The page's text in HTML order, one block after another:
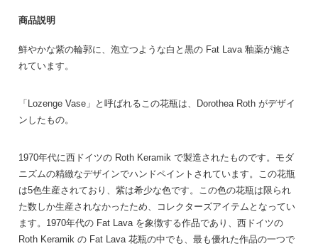
商品説明
鮮やかな紫の輪郭に、泡立つような白と黒の Fat Lava 釉薬が施さ
れています。
「Lozenge Vase」と呼ばれるこの花瓶は、Dorothea Roth がデザイ
ンしたもの。
1970年代に西ドイツの Roth Keramik で製造されたものです。モダ
ニズムの精緻なデザインでハンドペイントされています。この花瓶
は5色生産されており、紫は希少な色です。この色の花瓶は限られ
た数しか生産されなかったため、コレクターズアイテムとなってい
ます。1970年代の Fat Lava を象徴する作品であり、西ドイツの
Roth Keramik の Fat Lava 花瓶の中でも、最も優れた作品の一つで